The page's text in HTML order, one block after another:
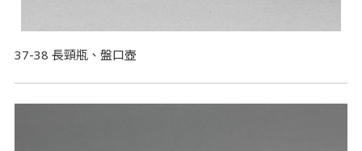
37-38 長頸瓶、盤口壺